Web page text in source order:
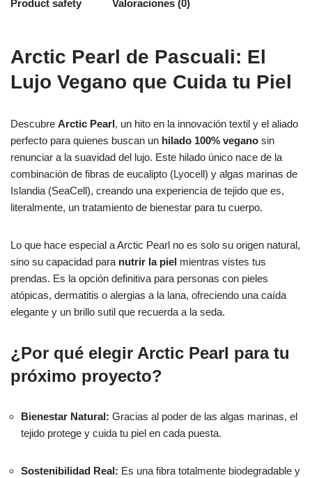
Product safety Valoraciones (0)
Arctic Pearl de Pascuali: El
Lujo Vegano que Cuida tu Piel
Descubre Arctic Pearl, un hito en la innovación textil y el aliado
perfecto para quienes buscan un hilado 100% vegano sin
renunciar a la suavidad del lujo. Este hilado único nace de la
combinación de fibras de eucalipto (Lyocell) y algas marinas de
Islandia (SeaCell), creando una experiencia de tejido que es,
literalmente, un tratamiento de bienestar para tu cuerpo.
Lo que hace especial a Arctic Pearl no es solo su origen natural,
sino su capacidad para nutrir la piel mientras vistes tus
prendas. Es la opción definitiva para personas con pieles
atópicas, dermatitis o alergias a la lana, ofreciendo una caída
elegante y un brillo sutil que recuerda a la seda.
¿Por qué elegir Arctic Pearl para tu
próximo proyecto?
Bienestar Natural: Gracias al poder de las algas marinas, el
tejido protege y cuida tu piel en cada puesta.
Sostenibilidad Real: Es una fibra totalmente biodegradable y